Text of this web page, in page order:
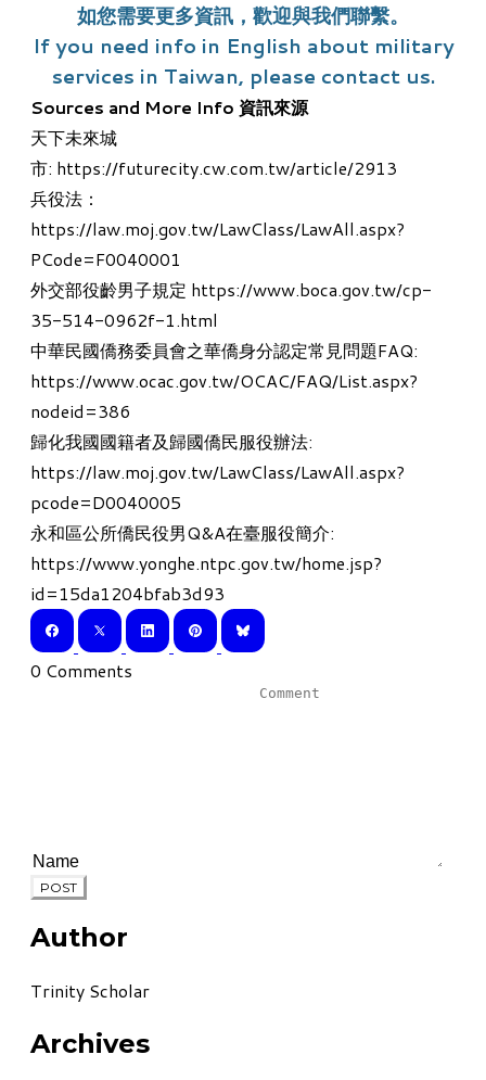
如您需要更多資訊，歡迎與我們聯繫。
If you need info in English about military
services in Taiwan, please contact us.
Sources and More Info 資訊來源
天下未來城
市: https://futurecity.cw.com.tw/article/2913
兵役法：
https://law.moj.gov.tw/LawClass/LawAll.aspx?
PCode=F0040001
外交部役齡男子規定 https://www.boca.gov.tw/cp-
35-514-0962f-1.html
中華民國僑務委員會之華僑身分認定常見問題FAQ:
https://www.ocac.gov.tw/OCAC/FAQ/List.aspx?
nodeid=386
歸化我國國籍者及歸國僑民服役辦法:
https://law.moj.gov.tw/LawClass/LawAll.aspx?
pcode=D0040005
永和區公所僑民役男Q&A在臺服役簡介:
https://www.yonghe.ntpc.gov.tw/home.jsp?
id=15da1204bfab3d93
0 Comments
POST
Author
Trinity Scholar
Archives